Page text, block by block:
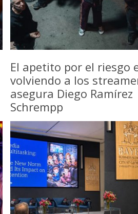
El apetito por el riesgo
volviendo a los
asegura Diego Ramírez
Schrempp